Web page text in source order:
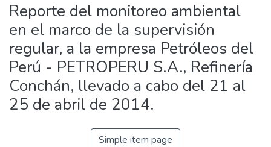
Estad. Externas
Guias ▾
Reporte del monitoreo ambiental
en el marco de la supervisión
regular, a la empresa Petróleos del
Perú - PETROPERU S.A., Refinería
Conchán, llevado a cabo del 21 al
25 de abril de 2014.
Simple item page